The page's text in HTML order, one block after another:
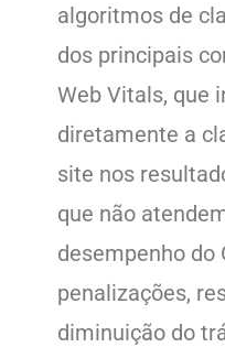
algoritmos de
dos principais
Web Vitals, que
diretamente a
site nos
que não
desempenho do
penalizações,
diminuição do